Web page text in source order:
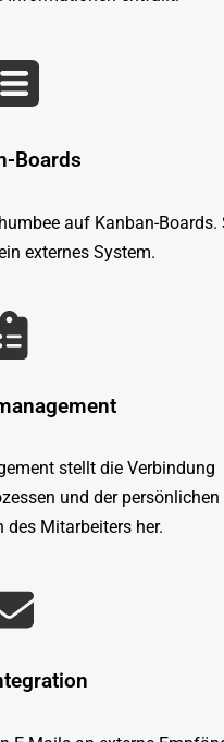
Boards
auf Kanban-Boards.
externes System.
stellt die Verbindung
und der persönlichen
Mitarbeiters her.